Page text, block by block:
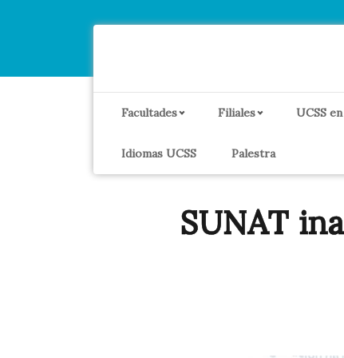
Facultades Filiales UCSS
Idiomas UCSS Palestra
SUNAT